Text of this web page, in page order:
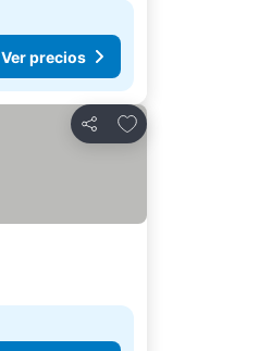
Ver precios
Compartir
Agregar a favoritos